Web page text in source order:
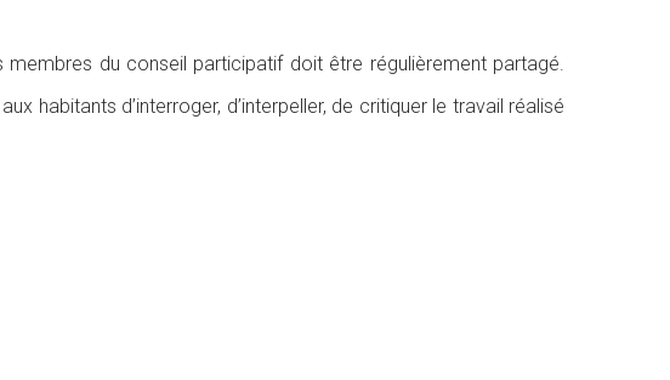
du conseil participatif doit être régulièrement partagé.
habitants d’interroger, d’interpeller, de critiquer le travail réalisé